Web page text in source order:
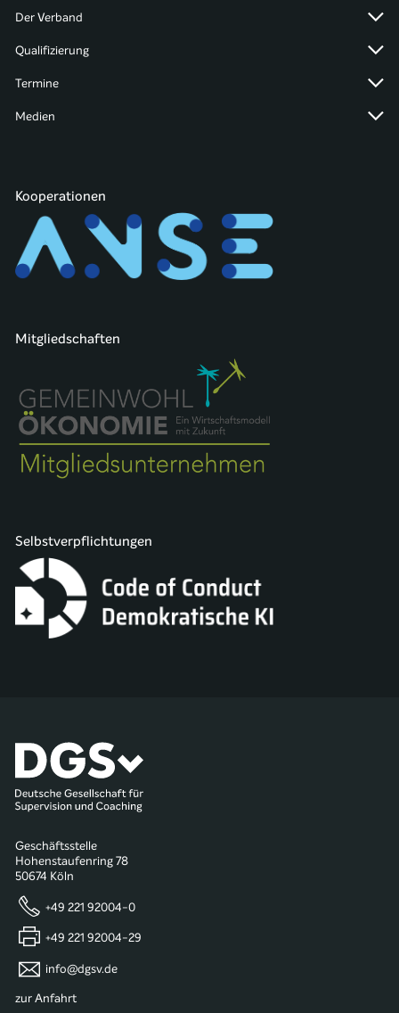
Der Verband
Qualifizierung
Termine
Medien
Kooperationen
Mitgliedschaften
Selbstverpflichtungen
Geschäftsstelle
Hohenstaufenring 78
50674 Köln
+49 221 92004-0
+49 221 92004-29
info@dgsv.de
zur Anfahrt